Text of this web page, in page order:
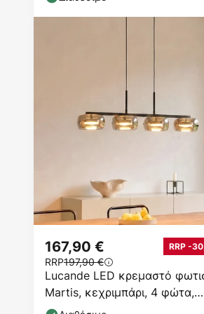
Lucande LED κρεμαστό
Martis, κεχριμπάρι, 4 φώτα,
ρυθμιζόμενη ένταση
167,90 € RRP -
RRP197,90 €